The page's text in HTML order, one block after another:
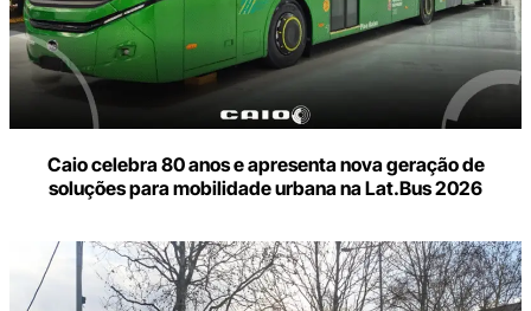
Caio celebra 80 anos e apresenta nova geração de
soluções para mobilidade urbana na Lat.Bus 2026